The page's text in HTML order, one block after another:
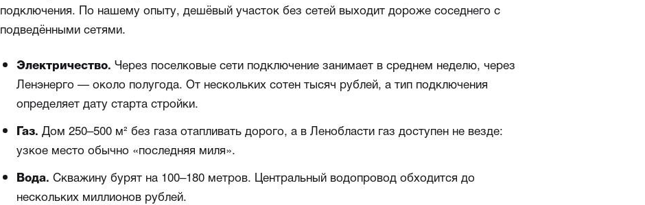
подключения. По нашему опыту, дешёвый участок без сетей выходит дороже соседнего с
подведёнными сетями.
Электричество. Через поселковые сети подключение занимает в среднем неделю, через
Ленэнерго — около полугода. От нескольких сотен тысяч рублей, а тип подключения
определяет дату старта стройки.
Газ. Дом 250–500 м² без газа отапливать дорого, а в Ленобласти газ доступен не везде:
узкое место обычно «последняя миля».
Вода. Скважину бурят на 100–180 метров. Центральный водопровод обходится до
нескольких миллионов рублей.